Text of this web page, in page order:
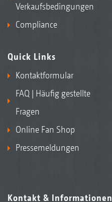
Verkaufsbedingungen
Compliance
Quick Links
Kontaktformular
FAQ | Häufig gestellte
Fragen
Online Fan Shop
Pressemeldungen
Kontakt & Informationen